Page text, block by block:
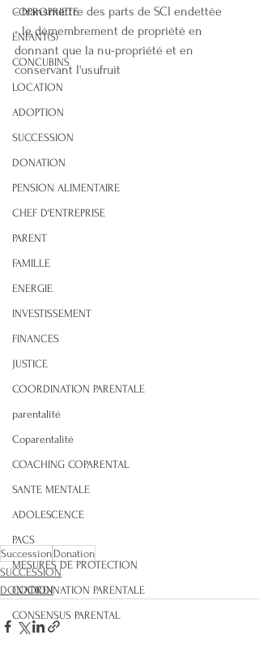
COPROPRIETE
ENFANT(S)
CONCUBINS
LOCATION
ADOPTION
SUCCESSION
DONATION
PENSION ALIMENTAIRE
CHEF D'ENTREPRISE
PARENT
FAMILLE
ENERGIE
INVESTISSEMENT
FINANCES
JUSTICE
COORDINATION PARENTALE
parentalité
Coparentalité
COACHING COPARENTAL
SANTE MENTALE
ADOLESCENCE
PACS
MESURES DE PROTECTION
COORDINATION PARENTALE
CONSENSUS PARENTAL
- transmettre des parts de SCI endettée
- le démembrement de propriété en
donnant que la nu-propriété et en
conservant l'usufruit
Succession Donation
SUCCESSION
DONATION